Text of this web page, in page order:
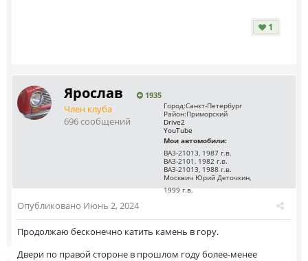
1
Ярослав 1935
Член клуба
696 сообщений
Город:Санкт-Петербург
Район:Приморский
Drive2
YouTube
Мои автомобили:
ВАЗ-21013, 1987 г.в.
ВАЗ-2101, 1982 г.в.
ВАЗ-21013, 1988 г.в.
Москвич Юрий Деточкин,
1999 г.в.
Опубликовано Июнь 2, 2024
Продолжаю бесконечно катить камень в гору.
Двери по правой стороне в прошлом году более-менее